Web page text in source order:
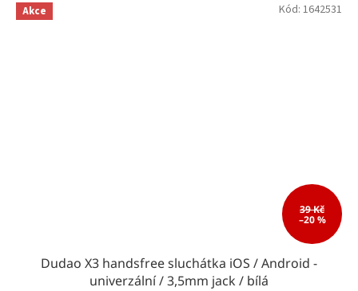
Akce
39 Kč
–20 %
Dudao X3 handsfree sluchátka iOS / Android -
univerzální / 3,5mm jack / bílá
Kód: 1642531